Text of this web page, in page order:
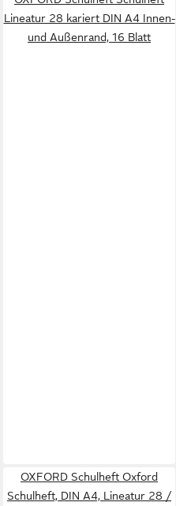
Lineatur 28 kariert DIN A4 Innen-
und Außenrand, 16 Blatt
OXFORD Schulheft Oxford
Schulheft, DIN A4, Lineatur 28 /